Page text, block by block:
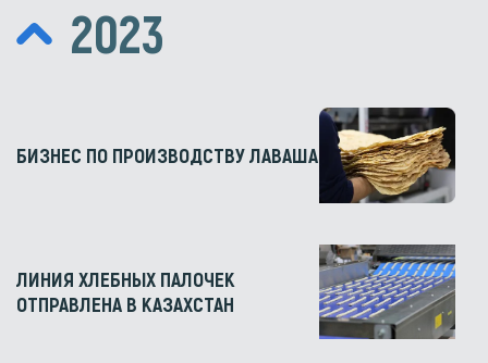
2023
БИЗНЕС ПО ПРОИЗВОДСТВУ ЛАВАША
ЛИНИЯ ХЛЕБНЫХ ПАЛОЧЕК
ОТПРАВЛЕНА В КАЗАХСТАН